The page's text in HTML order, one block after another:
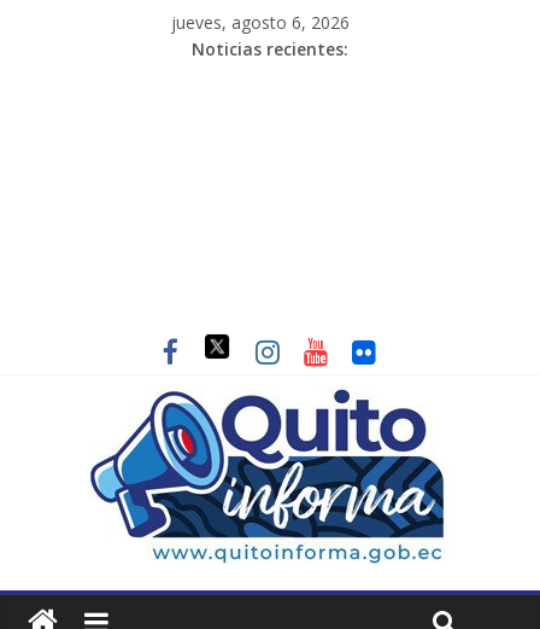
jueves, agosto 6, 2026
Noticias recientes: